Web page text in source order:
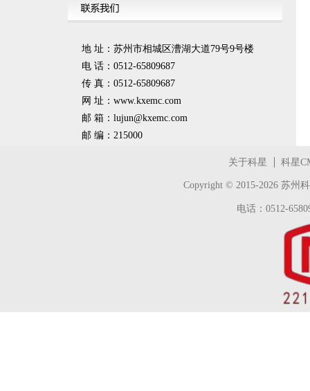
地 址：苏州市相城区漕湖大道79号9号楼
电 话：0512-65809687
传 真：0512-65809687
网 址：www.kxemc.com
邮 箱： lujun@kxemc.com
邮 编：215000
关于科星 科星
Copyright © 2015-2026 苏州
电话：0512-